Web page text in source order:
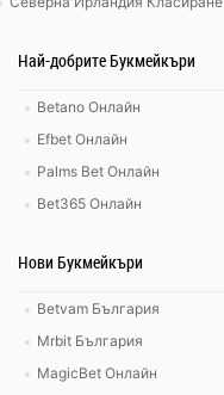
Най-добрите Букмейкъри
Betano Онлайн
Efbet Онлайн
Palms Bet Онлайн
Bet365 Онлайн
Нови Букмейкъри
Betvam България
Mrbit България
MagicBet Онлайн